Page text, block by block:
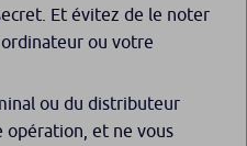
Et évitez de le noter
ou votre
ou du distributeur
opération, et ne vous